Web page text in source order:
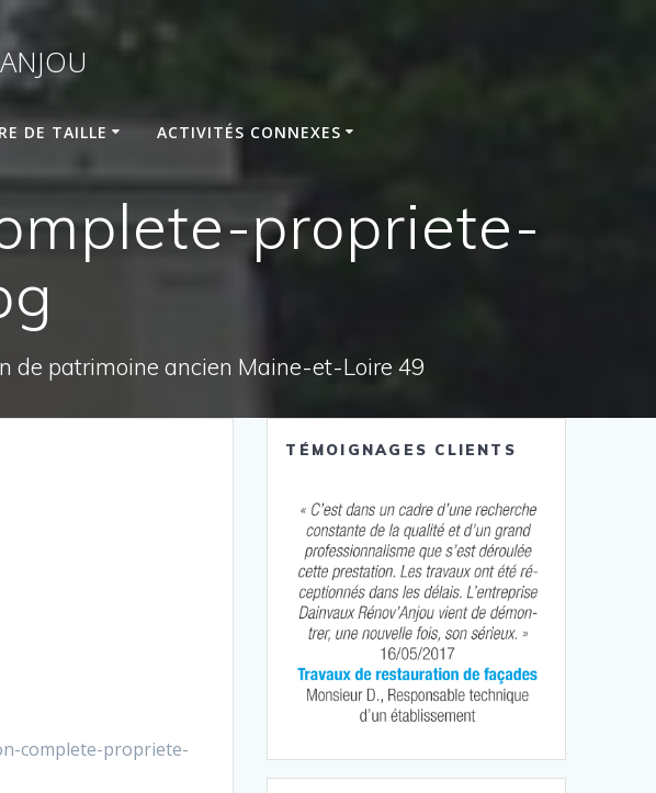
DE TAILLE ACTIVITÉS CONNEXES
propriete-
de patrimoine ancien Maine-et-Loire 49
complete-propriete-
TÉMOIGNAGES CLIENTS